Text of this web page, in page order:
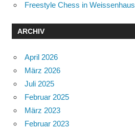
Freestyle Chess in Weissenhaus
ARCHIV
April 2026
März 2026
Juli 2025
Februar 2025
März 2023
Februar 2023